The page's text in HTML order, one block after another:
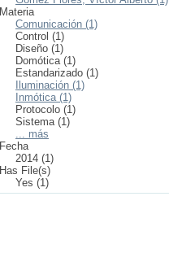
Materia
Comunicación (1)
Control (1)
Diseño (1)
Domótica (1)
Estandarizado (1)
Iluminación (1)
Inmótica (1)
Protocolo (1)
Sistema (1)
... más
Fecha
2014 (1)
Has File(s)
Yes (1)